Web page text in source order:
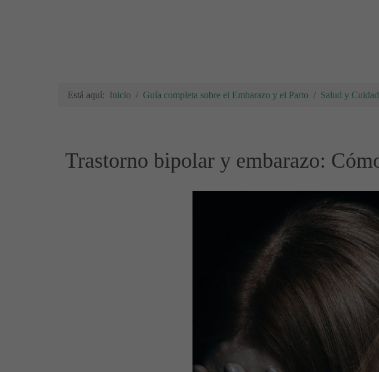
Está aquí: Inicio Guía completa sobre el Embarazo y el Parto Salud y
Trastorno bipolar y embarazo: